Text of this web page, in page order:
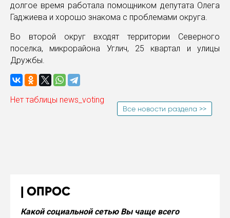
долгое время работала помощником депутата Олега
Гаджиева и хорошо знакома с проблемами округа.
Во второй округ входят территории Северного
поселка, микрорайона Углич, 25 квартал и улицы
Дружбы.
Нет таблицы news_voting
Все новости раздела >>
ОПРОС
Какой социальной сетью Вы чаще всего